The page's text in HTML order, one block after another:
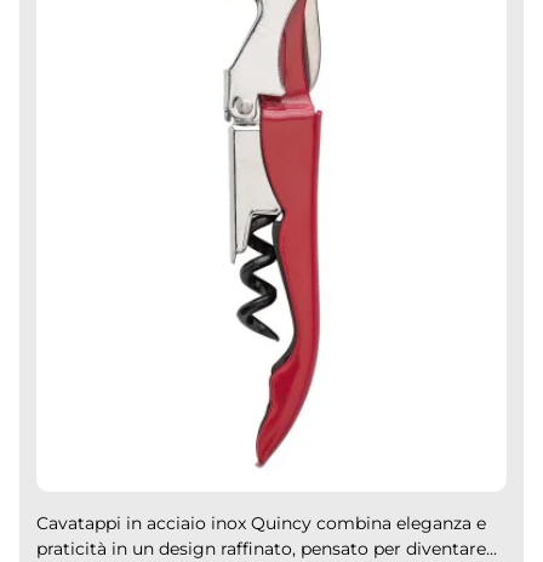
Cavatappi in acciaio inox Quincy combina eleganza e
praticità in un design raffinato, pensato per diventare...